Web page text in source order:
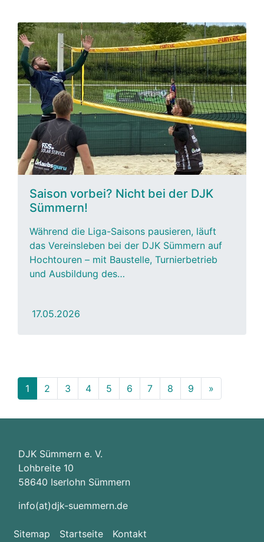
Saison vorbei? Nicht bei der DJK
Sümmern!
Während die Liga-Saisons pausieren, läuft
das Vereinsleben bei der DJK Sümmern auf
Hochtouren – mit Baustelle, Turnierbetrieb
und Ausbildung des…
17.05.2026
1 2 3 4 5 6 7 8 9 »
DJK Sümmern e. V.
Lohbreite 10
58640 Iserlohn Sümmern
info(at)djk-suemmern.de
Sitemap Startseite Kontakt